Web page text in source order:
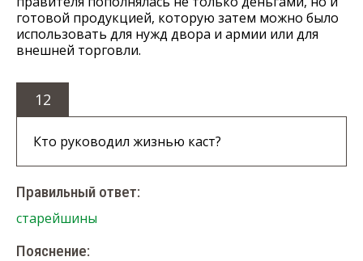
готовой продукцией, которую затем можно было
использовать для нужд двора и армии или для
внешней торговли.
12
Кто руководил жизнью каст?
Правильный ответ:
старейшины
Пояснение: